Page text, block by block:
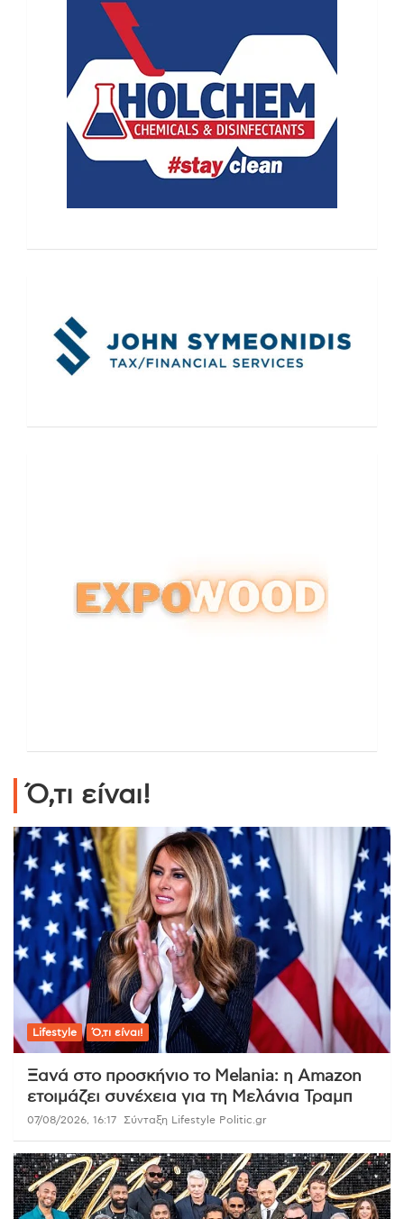
Ό,τι είναι!
Lifestyle Ό,τι είναι!
Ξανά στο προσκήνιο το Melania: η Amazon
ετοιμάζει συνέχεια για τη Μελάνια Τραμπ
07/08/2026, 16:17 Σύνταξη Lifestyle Politic.gr